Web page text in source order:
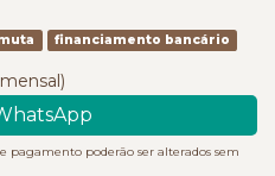
financiamento bancário
pagamento poderão ser alterados sem